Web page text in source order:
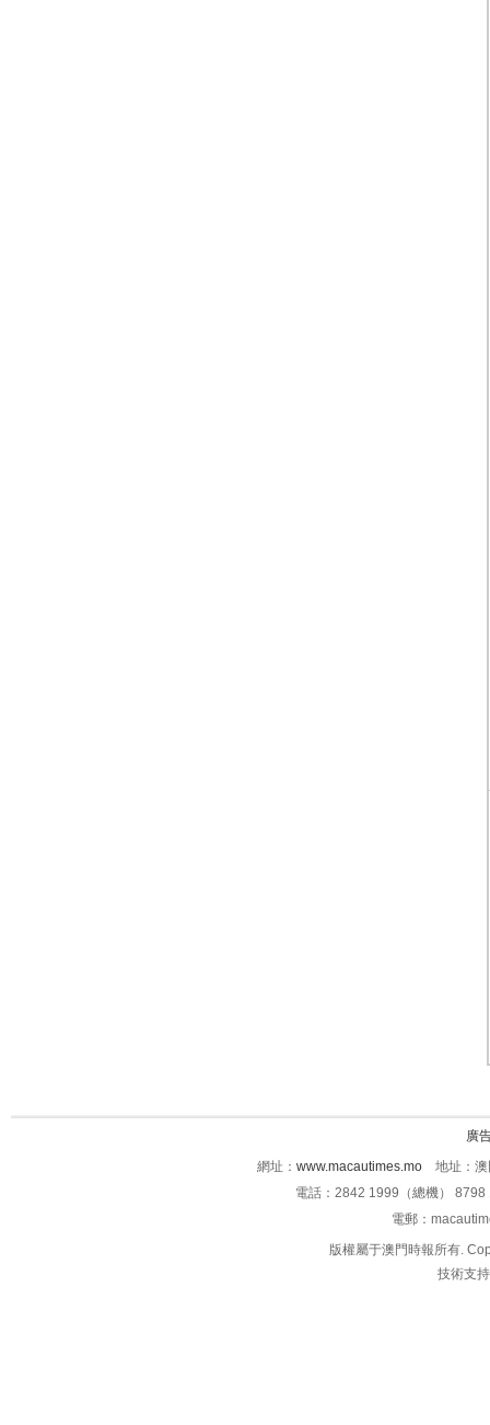
廣
網址： www.macautimes.mo 地址：澳
電話：2842 1999（總機）
電郵：
版權屬于澳門時報所有.
技術支